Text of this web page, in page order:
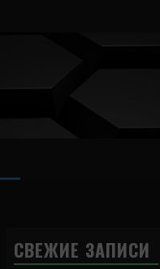
СВЕЖИЕ ЗАПИСИ